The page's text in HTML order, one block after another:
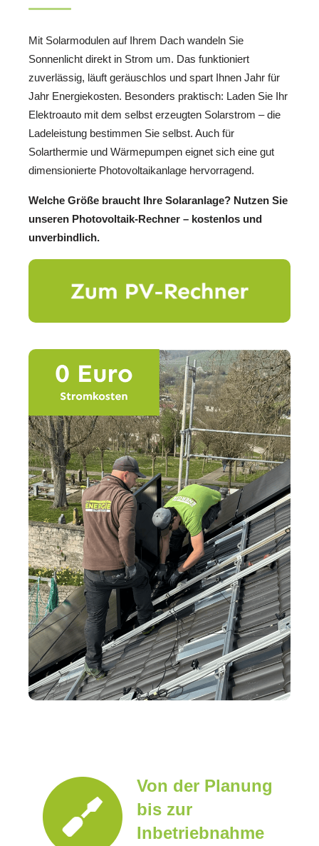
Mit Solarmodulen auf Ihrem Dach wandeln Sie
Sonnenlicht direkt in Strom um. Das funktioniert
zuverlässig, läuft geräuschlos und spart Ihnen Jahr für
Jahr Energiekosten. Besonders praktisch: Laden Sie Ihr
Elektroauto mit dem selbst erzeugten Solarstrom – die
Ladeleistung bestimmen Sie selbst. Auch für
Solarthermie und Wärmepumpen eignet sich eine gut
dimensionierte Photovoltaikanlage hervorragend.
Welche Größe braucht Ihre Solaranlage? Nutzen Sie
unseren Photovoltaik-Rechner – kostenlos und
unverbindlich.
Von der Planung
bis zur
Inbetriebnahme